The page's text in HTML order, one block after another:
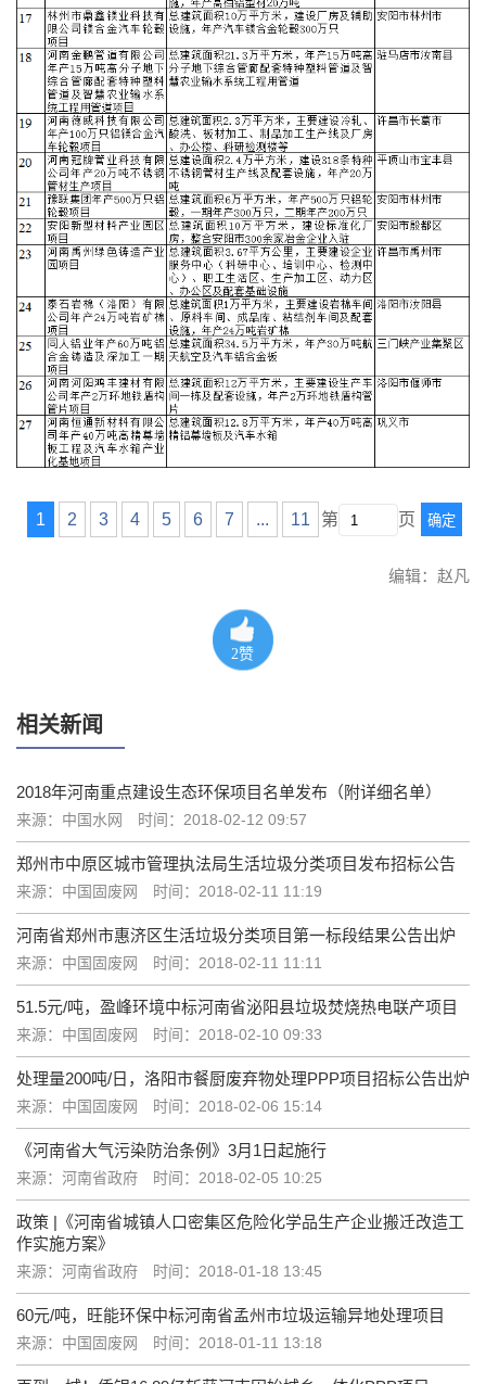
1 2 3 4 5 6 7 ... 11 第 页 确定
编辑：赵凡
2赞
相关新闻
2018年河南重点建设生态环保项目名单发布（附详细名单）
来源：中国水网 时间：2018-02-12 09:57
郑州市中原区城市管理执法局生活垃圾分类项目发布招标公告
来源：中国固废网 时间：2018-02-11 11:19
河南省郑州市惠济区生活垃圾分类项目第一标段结果公告出炉
来源：中国固废网 时间：2018-02-11 11:11
51.5元/吨，盈峰环境中标河南省泌阳县垃圾焚烧热电联产项目
来源：中国固废网 时间：2018-02-10 09:33
处理量200吨/日，洛阳市餐厨废弃物处理PPP项目招标公告出炉
来源：中国固废网 时间：2018-02-06 15:14
《河南省大气污染防治条例》3月1日起施行
来源：河南省政府 时间：2018-02-05 10:25
政策 |《河南省城镇人口密集区危险化学品生产企业搬迁改造工
作实施方案》
来源：河南省政府 时间：2018-01-18 13:45
60元/吨，旺能环保中标河南省孟州市垃圾运输异地处理项目
来源：中国固废网 时间：2018-01-11 13:18